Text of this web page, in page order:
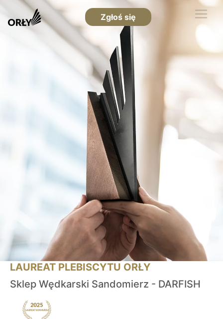
Zgłoś się
LAUREAT PLEBISCYTU ORŁY
Sklep Wędkarski Sandomierz - DARFISH